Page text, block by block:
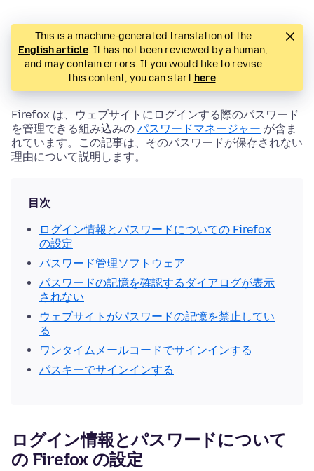
This is a machine-generated translation of the
English article. It has not been reviewed by a human,
and may contain errors. If you would like to revise
this content, you can start here.
Firefox は、ウェブサイトにログインする際のパスワード
を管理できる組み込みの パスワードマネージャー が含ま
れています。この記事は、そのパスワードが保存されない
理由について説明します。
目次
ログイン情報とパスワードについての Firefox
の設定
パスワード管理ソフトウェア
パスワードの記憶を確認するダイアログが表示
されない
ウェブサイトがパスワードの記憶を禁止してい
る
ワンタイムメールコードでサインインする
パスキーでサインインする
ログイン情報とパスワードについて
の Firefox の設定